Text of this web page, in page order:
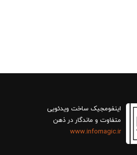
اینفومجیک ساخت ویدئویی
متفاوت و ماندگار در ذهن
www.infomagic.ir